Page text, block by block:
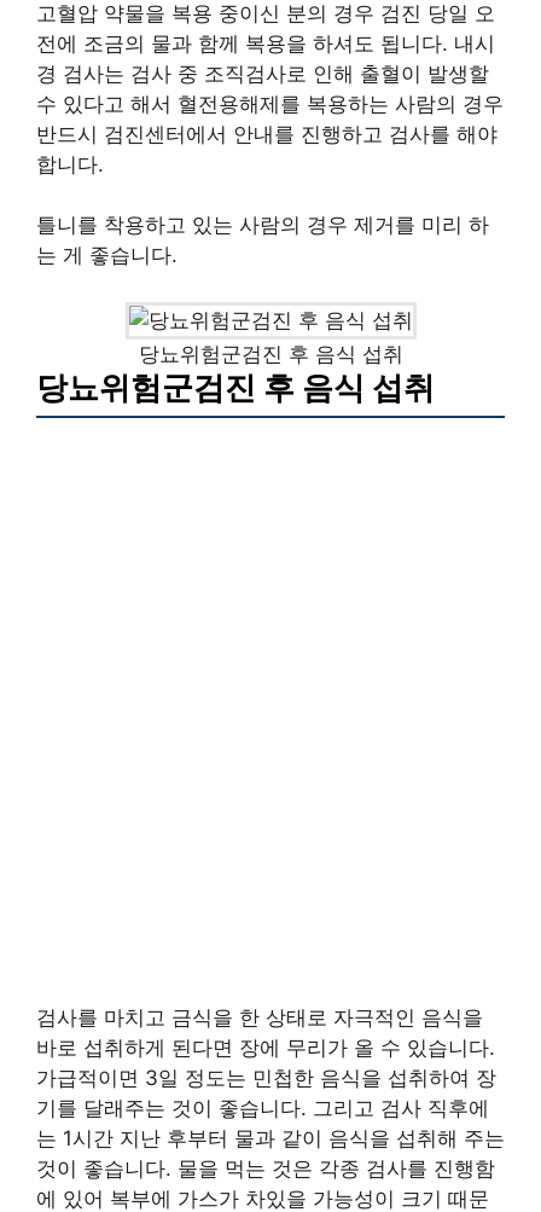
고혈압 약물을 복용 중이신 분의 경우 검진 당일 오
전에 조금의 물과 함께 복용을 하셔도 됩니다. 내시
경 검사는 검사 중 조직검사로 인해 출혈이 발생할
수 있다고 해서 혈전용해제를 복용하는 사람의 경우
반드시 검진센터에서 안내를 진행하고 검사를 해야
합니다.
틀니를 착용하고 있는 사람의 경우 제거를 미리 하
는 게 좋습니다.
당뇨위험군검진 후 음식 섭취
당뇨위험군검진 후 음식 섭취
검사를 마치고 금식을 한 상태로 자극적인 음식을
바로 섭취하게 된다면 장에 무리가 올 수 있습니다.
가급적이면 3일 정도는 민첩한 음식을 섭취하여 장
기를 달래주는 것이 좋습니다. 그리고 검사 직후에
는 1시간 지난 후부터 물과 같이 음식을 섭취해 주는
것이 좋습니다. 물을 먹는 것은 각종 검사를 진행함
에 있어 복부에 가스가 차있을 가능성이 크기 때문